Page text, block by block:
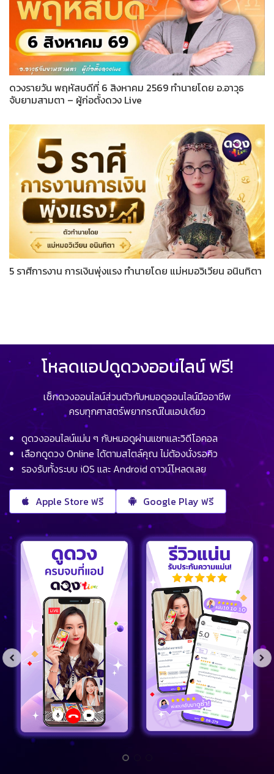
ดวงรายวัน พฤหัสบดีที่ 6 สิงหาคม 2569 ทำนายโดย อ.อาวุธ
จับยามสามตา – ผู้ก่อตั้งดวง Live
5 ราศีการงาน การเงินพุ่งแรง ทำนายโดย แม่หมอวิเวียน อนินทิตา
โหลดแอปดูดวงออนไลน์ ฟรี!
เช็กดวงออนไลน์ส่วนตัวกับหมอดูออนไลน์มืออาชีพ
ครบทุกศาสตร์พยากรณ์ในแอปเดียว
ดูดวงออนไลน์แม่น ๆ กับหมอดูผ่านแชทและวิดีโอคอล
เลือกดูดวง Online ได้ตามสไตล์คุณ ไม่ต้องนั่งรอคิว
รองรับทั้งระบบ iOS และ Android ดาวน์โหลดเลย
Apple Store ฟรี Google Play ฟรี